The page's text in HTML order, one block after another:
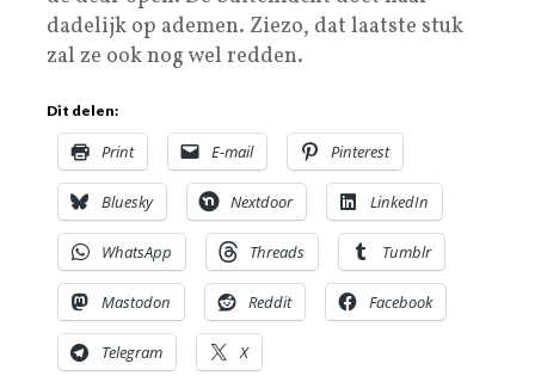
dadelijk op ademen. Ziezo, dat laatste stuk
zal ze ook nog wel redden.
Dit delen:
Print E-mail Pinterest
Bluesky Nextdoor LinkedIn
WhatsApp Threads Tumblr
Mastodon Reddit Facebook
Telegram X